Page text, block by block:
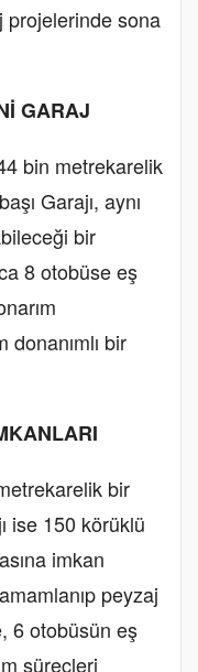
projelerinde sona
GARAJ
bin metrekarelik
Garajı, aynı
bir
8 otobüse eş
bir
bir
ise 150 körüklü
imkan
peyzaj
6 otobüsün eş
süreçleri